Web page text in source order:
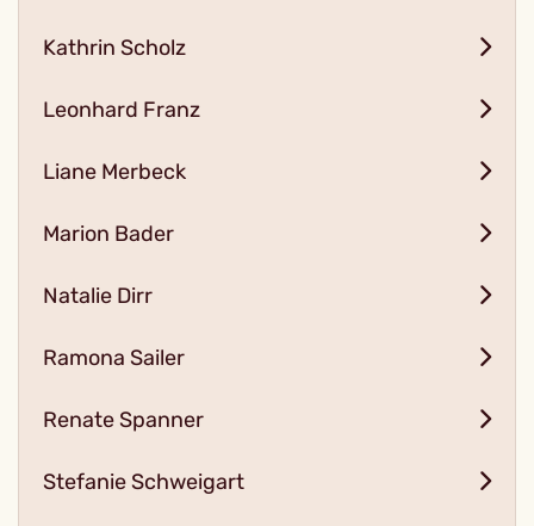
Kathrin Scholz
Leonhard Franz
Liane Merbeck
Marion Bader
Natalie Dirr
Ramona Sailer
Renate Spanner
Stefanie Schweigart